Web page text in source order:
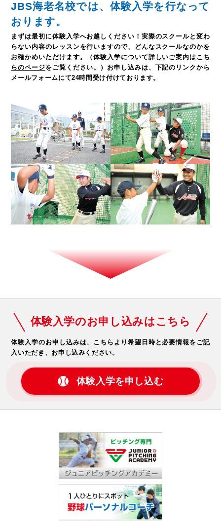
JBS海老名校では、体験入学を行なって
おります。
まずは最初に体験入学へお越しください！ 実際のスクールと変わ
らない内容のレッスンを行いますので、どんなスクールなのかを
お確かめいただけます。
（体験入学について詳しいご案内はこち
らのページをご覧ください。） お申し込みは、下記のリンクから
メールフォームにて24時間受け付けております。
体験入学のお申し込みはこちら
体験入学のお申し込みは、こちらより希望日時と必要情報をご記
入いただき、お申し込みください。
体験入学を申し込む